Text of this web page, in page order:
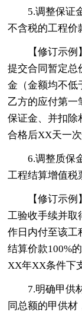
5.调整保证
不含税的工程价
【修订示
提交合同暂定总
金（金额均不低
乙方的应付第一
保证金、并扣除
合格后XX天一次
6.调整质保
工程结算增值税
【修订示
工验收手续并取
作日内付至该工
结算价款100%
XX年XX条件下
7.明确甲供
同总额的甲供